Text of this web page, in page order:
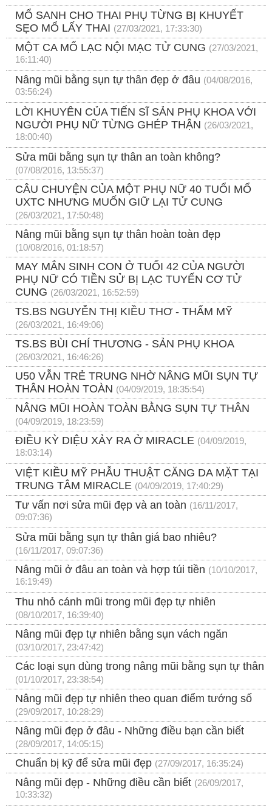
MỔ SANH CHO THAI PHỤ TỪNG BỊ KHUYẾT
SẸO MỔ LẤY THAI (27/03/2021, 17:33:30)
MỘT CA MỔ LẠC NỘI MẠC TỬ CUNG (27/03/2021,
16:11:40)
Nâng mũi bằng sụn tự thân đẹp ở đâu (04/08/2016,
03:56:24)
LỜI KHUYÊN CỦA TIẾN SĨ SẢN PHỤ KHOA VỚI
NGƯỜI PHỤ NỮ TỪNG GHÉP THẬN (26/03/2021,
18:00:40)
Sửa mũi bằng sụn tự thân an toàn không?
(07/08/2016, 13:55:37)
CÂU CHUYỆN CỦA MỘT PHỤ NỮ 40 TUỔI MỔ
UXTC NHƯNG MUỐN GIỮ LẠI TỬ CUNG
(26/03/2021, 17:50:48)
Nâng mũi bằng sụn tự thân hoàn toàn đẹp
(10/08/2016, 01:18:57)
MAY MẮN SINH CON Ở TUỔI 42 CỦA NGƯỜI
PHỤ NỮ CÓ TIỀN SỬ BỊ LẠC TUYẾN CƠ TỬ
CUNG (26/03/2021, 16:52:59)
TS.BS NGUYỄN THỊ KIỀU THƠ - THẨM MỸ
(26/03/2021, 16:49:06)
TS.BS BÙI CHÍ THƯƠNG - SẢN PHỤ KHOA
(26/03/2021, 16:46:26)
U50 VẪN TRẺ TRUNG NHỜ NÂNG MŨI SỤN TỰ
THÂN HOÀN TOÀN (04/09/2019, 18:35:54)
NÂNG MŨI HOÀN TOÀN BẰNG SỤN TỰ THÂN
(04/09/2019, 18:23:59)
ĐIỀU KỲ DIỆU XẢY RA Ở MIRACLE (04/09/2019,
18:03:14)
VIỆT KIỀU MỸ PHẪU THUẬT CĂNG DA MẶT TẠI
TRUNG TÂM MIRACLE (04/09/2019, 17:40:29)
Tư vấn nơi sửa mũi đẹp và an toàn (16/11/2017,
09:07:36)
Sửa mũi bằng sụn tự thân giá bao nhiêu?
(16/11/2017, 09:07:36)
Nâng mũi ở đâu an toàn và hợp túi tiền (10/10/2017,
16:19:49)
Thu nhỏ cánh mũi trong mũi đẹp tự nhiên
(08/10/2017, 16:39:40)
Nâng mũi đẹp tự nhiên bằng sụn vách ngăn
(03/10/2017, 23:47:42)
Các loại sụn dùng trong nâng mũi bằng sụn tự thân
(01/10/2017, 23:38:54)
Nâng mũi đẹp tự nhiên theo quan điểm tướng số
(29/09/2017, 10:28:29)
Nâng mũi đẹp ở đâu - Những điều bạn cần biết
(28/09/2017, 14:05:15)
Chuẩn bị kỹ để sửa mũi đẹp (27/09/2017, 16:35:24)
Nâng mũi đẹp - Những điều cần biết (26/09/2017,
10:33:32)